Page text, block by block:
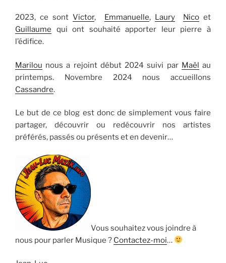
2023, ce sontVictor, Emmanuelle, Laury Nicoet
Guillaume qui ont souhaité apporter leur pierre à
l’édifice.
Marilou nous a rejoint début 2024 suivi par Maël au
printemps. Novembre 2024 nous accueillons
Cassandre.
Le but de ce blog est donc de simplement vous faire
partager, découvrir ou redécouvrir nos artistes
préférés, passés ou présents et en devenir…
Vous souhaitez vous joindre à
nous pour parler Musique ? Contactez-moi…